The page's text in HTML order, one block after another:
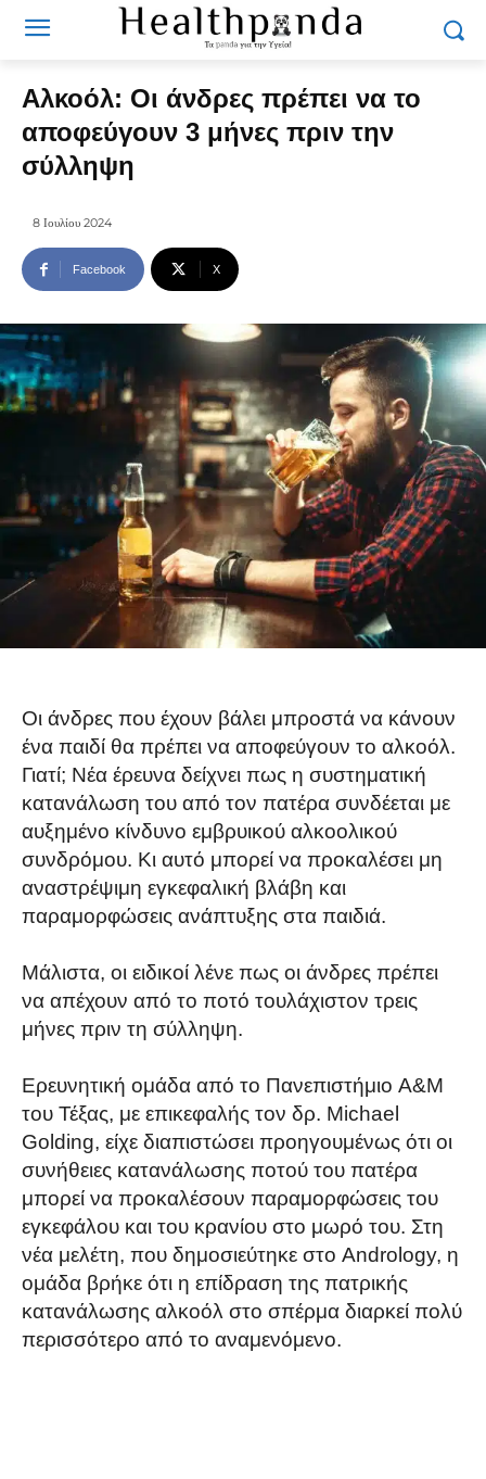
Αλκοόλ: Οι άνδρες πρέπει να το
αποφεύγουν 3 μήνες πριν την
σύλληψη
8 Ιουλίου 2024
Facebook X
Οι άνδρες που έχουν βάλει μπροστά να κάνουν
ένα παιδί θα πρέπει να αποφεύγουν το αλκοόλ.
Γιατί; Νέα έρευνα δείχνει πως η συστηματική
κατανάλωση του από τον πατέρα συνδέεται με
αυξημένο κίνδυνο εμβρυικού αλκοολικού
συνδρόμου. Κι αυτό μπορεί να προκαλέσει μη
αναστρέψιμη εγκεφαλική βλάβη και
παραμορφώσεις ανάπτυξης στα παιδιά.
Μάλιστα, οι ειδικοί λένε πως οι άνδρες πρέπει
να απέχουν από το ποτό τουλάχιστον τρεις
μήνες πριν τη σύλληψη.
Ερευνητική ομάδα από το Πανεπιστήμιο A&M
του Τέξας, με επικεφαλής τον δρ. Michael
Golding, είχε διαπιστώσει προηγουμένως ότι οι
συνήθειες κατανάλωσης ποτού του πατέρα
μπορεί να προκαλέσουν παραμορφώσεις του
εγκεφάλου και του κρανίου στο μωρό του. Στη
νέα μελέτη, που δημοσιεύτηκε στο Andrology, η
ομάδα βρήκε ότι η επίδραση της πατρικής
κατανάλωσης αλκοόλ στο σπέρμα διαρκεί πολύ
περισσότερο από το αναμενόμενο.